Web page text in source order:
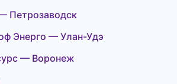
Петрозаводск
Энерго — Улан-Удэ
— Воронеж